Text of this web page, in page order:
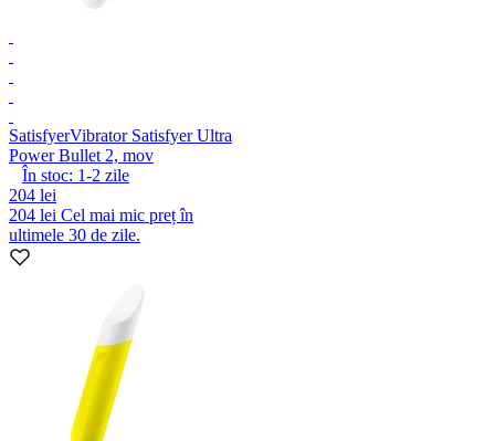
SatisfyerVibrator Satisfyer Ultra
Power Bullet 2, mov
În stoc: 1-2 zile
204 lei
204 lei Cel mai mic preț în
ultimele 30 de zile.